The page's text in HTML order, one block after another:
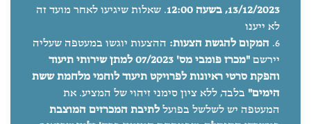
13/12/2023, בשעה 12:00
. שאלות שיגיעו לאחר מועד זה
לא ייענו
המקום להגשת הצעות: ההצעות יוגשו במעטפה שעליה
יירשם
"מכרז פומבי מס' 07/2023 למתן שירותי תיעוד
והפקת סרטי ראיונות לפרויקט תיעוד לוחמי מלחמת ששת
הימים" בלבד, ללא ציון סימני זיהוי של המציע. את
המעטפה יש לשלשל בפועללתיבת המכרזים המוצבת